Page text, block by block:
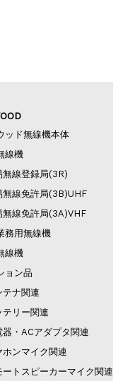
ッド無線機本体
線機
無線登録局(3R)
無線免許局(3B)UHF
無線免許局(3A)VHF
務用無線機
線機
ョン品
テナ関連
テリー関連
器・ACアダプタ関連
ホンマイク関連
ートスピーカーマイク関連